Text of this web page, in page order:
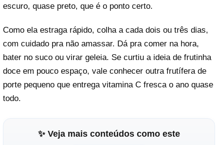
escuro, quase preto, que é o ponto certo.
Como ela estraga rápido, colha a cada dois ou três dias,
com cuidado pra não amassar. Dá pra comer na hora,
bater no suco ou virar geleia. Se curtiu a ideia de frutinha
doce em pouco espaço, vale conhecer outra frutífera de
porte pequeno que entrega vitamina C fresca o ano quase
todo.
✨ Veja mais conteúdos como este